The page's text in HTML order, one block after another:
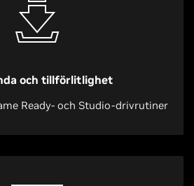
och tillförlitlighet
Ready- och Studio-drivrutiner